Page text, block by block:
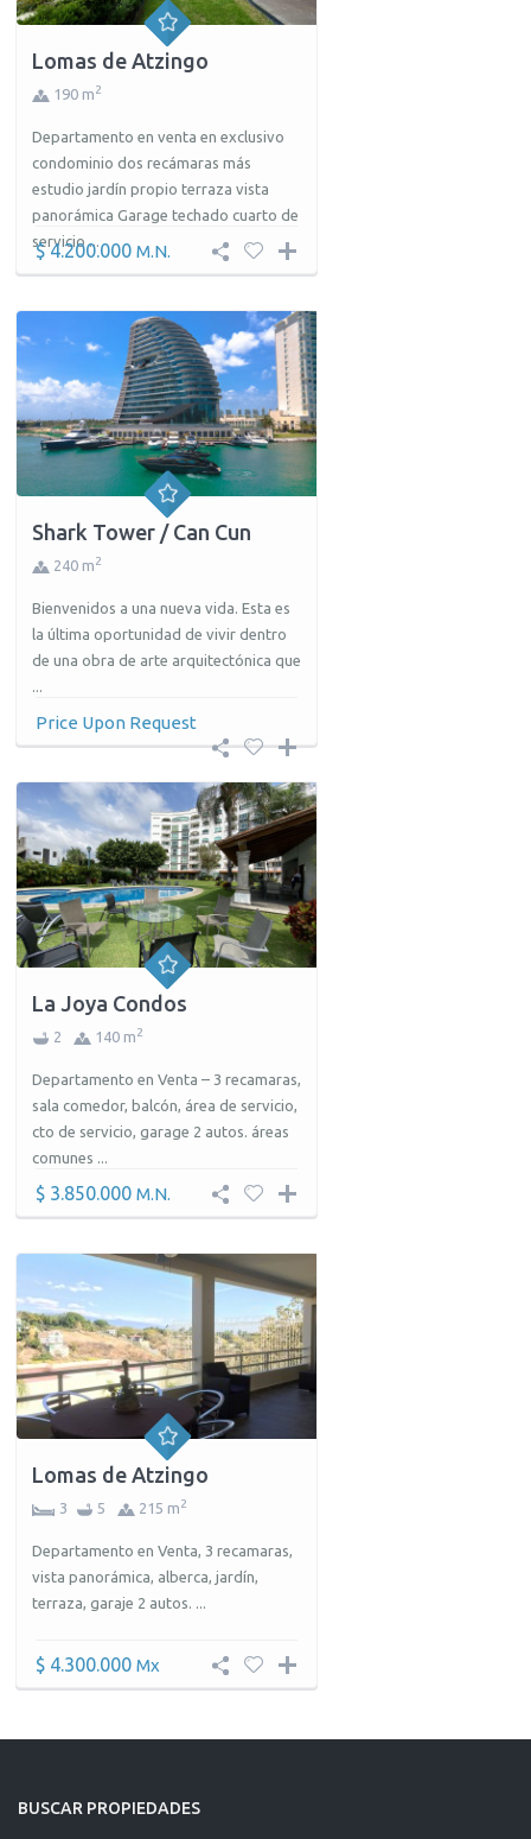
Lomas de Atzingo
190 m2
Departamento en venta en exclusivo
condominio dos recámaras más
estudio jardín propio terraza vista
panorámica Garage techado cuarto de
servicio ...
$ 4.200.000M.N.
Shark Tower / Can Cun
240 m2
Bienvenidos a una nueva vida. Esta es
la última oportunidad de vivir dentro
de una obra de arte arquitectónica que
Price Upon Request
La Joya Condos
2 140 m2
Departamento en Venta – 3 recamaras,
sala comedor, balcón, área de servicio,
cto de servicio, garage 2 autos. áreas
comunes ...
$ 3.850.000M.N.
Lomas de Atzingo
3 5 215 m2
Departamento en Venta, 3 recamaras,
vista panorámica, alberca, jardín,
terraza, garaje 2 autos. ...
$ 4.300.000Mx
BUSCAR PROPIEDADES